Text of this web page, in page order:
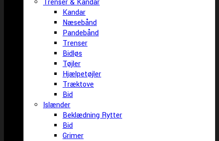
Trenser & Kandar
Kandar
Næsebånd
Pandebånd
Trenser
Bidløs
Tøjler
Hjælpetøjler
Træktove
Bid
Islænder
Beklædning Rytter
Bid
Grimer